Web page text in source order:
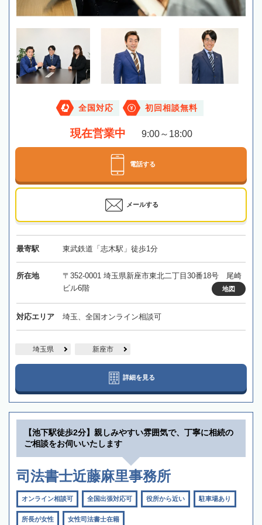
全国対応 初回相談無料
現在営業中 9:00～18:00
電話する
メールする
最寄駅 東武鉄道「志木駅」徒歩1分
所在地
〒352-0001 埼玉県新座市東北二丁目30番18号 尾崎
ビル6階
地図
対応エリア 埼玉、全国オンライン相談可
埼玉県 新座市
詳細を見る
【池下駅徒歩2分】親しみやすい雰囲気で、丁寧に相続の
ご相談をお伺いいたします
司法書士近藤麻里事務所
オンライン相談可 全国出張対応可 役所から近い 駐車場あり
所長が女性 女性司法書士在籍